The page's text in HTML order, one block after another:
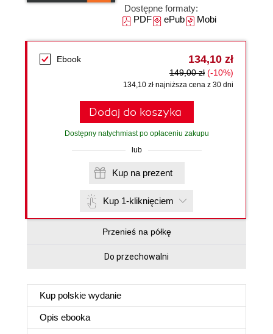
Dostępne formaty:
PDFePubMobi
Ebook 134,10 zł
149,00 zł (-10%)
134,10 zł najniższa cena z 30 dni
Dodaj do koszyka
Dostępny natychmiast po opłaceniu zakupu
lub
Kup na prezent
Kup 1-kliknięciem
Przenieś na półkę
Do przechowalni
Kup polskie wydanie
Opis ebooka